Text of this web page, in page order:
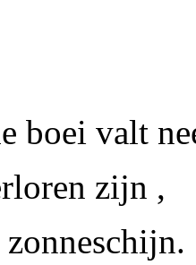
boei valt
zijn ,